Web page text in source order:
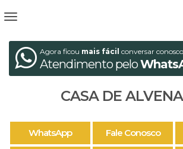
Agora ficou mais fácil conversar conosco
Atendimento pelo
CASA DE
WhatsApp Fale Conosco